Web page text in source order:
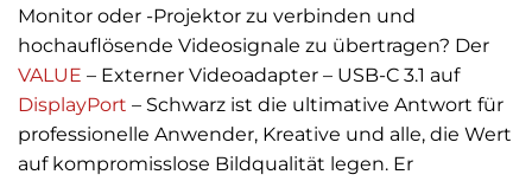
Monitor oder -Projektor zu verbinden und
hochauflösende Videosignale zu übertragen? Der
VALUE – Externer Videoadapter – USB-C 3.1 auf
DisplayPort – Schwarz ist die ultimative Antwort für
professionelle Anwender, Kreative und alle, die Wert
auf kompromisslose Bildqualität legen. Er